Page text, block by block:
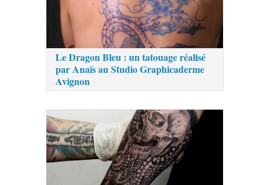
Le Dragon Bleu : un tatouage réalisé
par Anaïs au Studio Graphicaderme
Avignon